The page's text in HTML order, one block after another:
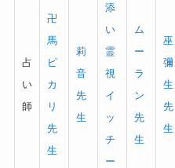
占
い
師
卍
馬
ピ
カ
リ
先
生
莉
音
先
生
添
い
霊
視
イ
ッ
チ
ー
ム
ー
ラ
ン
先
生
巫
彌
生
先
生